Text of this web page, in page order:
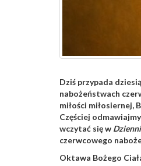
Dziś przypada
nabożeństwach
miłości miłosiernej,
Częściej odmawiajmy
wczytać się w
czerwcowego
Oktawa Bożego